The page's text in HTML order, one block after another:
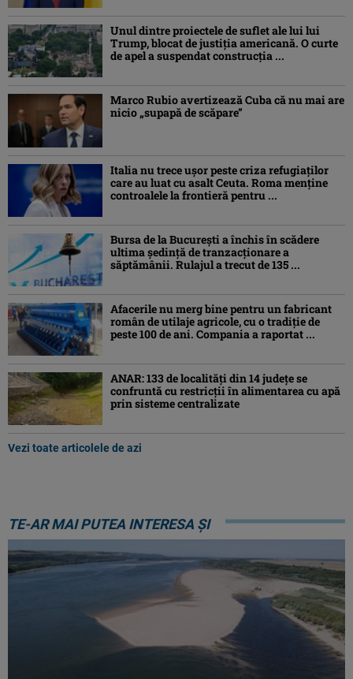
Unul dintre proiectele de suflet ale lui lui
Trump, blocat de justiția americană. O curte
de apel a suspendat construcția ...
Marco Rubio avertizează Cuba că nu mai are
nicio „supapă de scăpare”
Italia nu trece ușor peste criza refugiaților
care au luat cu asalt Ceuta. Roma menține
controalele la frontieră pentru ...
Bursa de la București a închis în scădere
ultima ședință de tranzacționare a
săptămânii. Rulajul a trecut de 135 ...
Afacerile nu merg bine pentru un fabricant
român de utilaje agricole, cu o tradiție de
peste 100 de ani. Compania a raportat ...
ANAR: 133 de localități din 14 județe se
confruntă cu restricții în alimentarea cu apă
prin sisteme centralizate
Vezi toate articolele de azi
TE-AR MAI PUTEA INTERESA ȘI